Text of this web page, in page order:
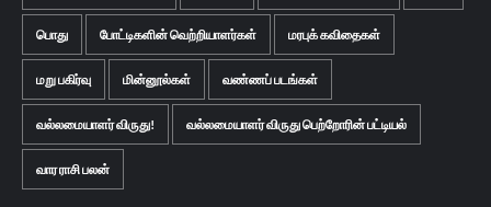
பொது போட்டிகளின் வெற்றியாளர்கள் மரபுக் கவிதைகள்
மறு பகிர்வு மின்னூல்கள் வண்ணப் படங்கள்
வல்லமையாளர் விருது! வல்லமையாளர் விருது பெற்றோரின் பட்டியல்
வார ராசி பலன்